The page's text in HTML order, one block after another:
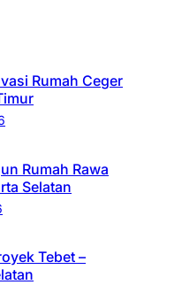
Rumah Ceger
Rumah Rawa
Selatan
Tebet –